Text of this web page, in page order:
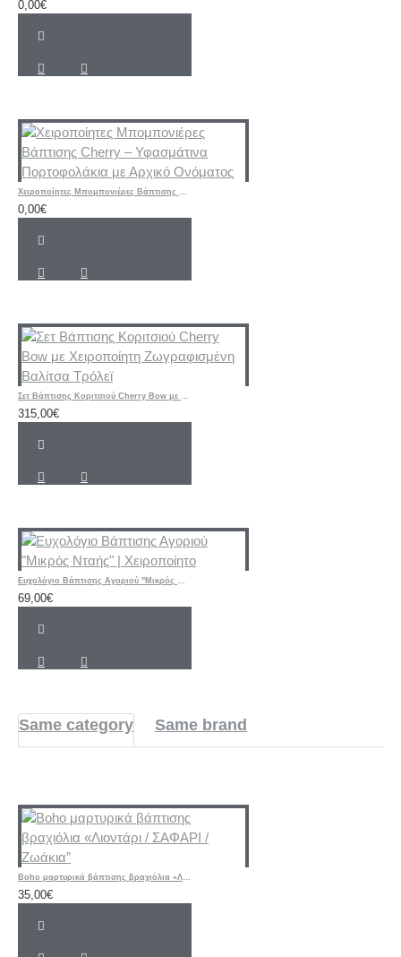
0,00€
0,00€
315,00€
69,00€
Same category Same brand
35,00€